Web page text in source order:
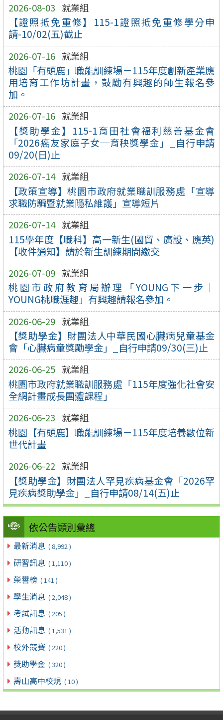
2026-08-03 就業組
【證照抵免重修】115-1證照抵免重修學分申
請-10/02(五)截止
2026-07-16 就業組
桃園「有頭鹿」職能訓練場－115年度創新產業應
用培育工作坊計畫，鼓勵有興趣的師生報名參
加。
2026-07-16 就業組
【獎助學金】115-1育田社會福利慈善基金會
「2026癌友家庭子女─育秧獎學金」_自行申請
09/20(日)止
2026-07-14 就業組
【政策宣導】桃園市政府就業職訓服務處「宣導
求職防騙暨就業隱私維護」宣導短片
2026-07-14 就業組
115學年度【職科】高一新生(國貿、廣設、應英)
【收件通知】請於新生訓練期間繳交
2026-07-09 就業組
桃園市政府教育局辦理「YOUNG下一步｜
YOUNG桃職涯趣」有興趣請報名參加。
2026-06-29 就業組
【獎助學金】財團法人中華民國心臟病兒童基金
會「心臟病童獎勵學金」_自行申請09/30(三)止
2026-06-25 就業組
桃園市政府就業職訓服務處「115年度強化社會安
全網計畫成長團體課程」
2026-06-23 就業組
桃園【有頭鹿】職能訓練場－115年度培養數位新
世代計畫
2026-06-22 就業組
【獎助學金】財團法人罕見疾病基金會「2026罕
見疾病獎助學金」_自行申請08/14(五)止
依公告類別彙總
最新消息 ( 8,992 )
研習訊息 ( 1,110 )
榮譽榜 ( 141 )
學生消息 ( 2,048 )
考試訊息 ( 205 )
活動訊息 ( 1,531 )
校外競賽 ( 220 )
獎助學金 ( 320 )
壽山高中校規 ( 10 )